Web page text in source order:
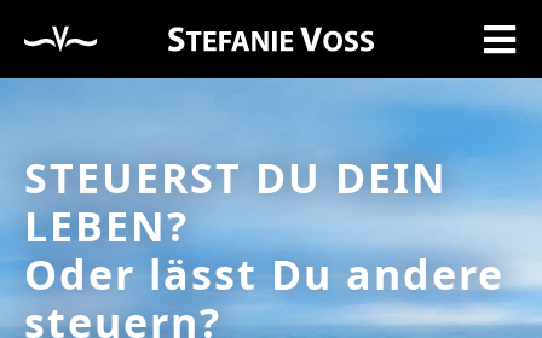
STEUERST DU DEIN
LEBEN?
Oder lässt Du andere
steuern?